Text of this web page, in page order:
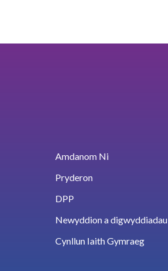
Amdanom Ni
Pryderon
DPP
Newyddion a digwyddiadau
Cynllun Iaith Gymraeg